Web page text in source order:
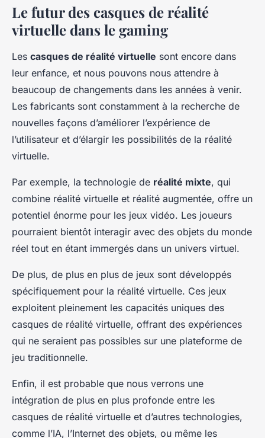
Le futur des casques de réalité
virtuelle dans le gaming
Les casques de réalité virtuelle sont encore dans
leur enfance, et nous pouvons nous attendre à
beaucoup de changements dans les années à venir.
Les fabricants sont constamment à la recherche de
nouvelles façons d’améliorer l’expérience de
l’utilisateur et d’élargir les possibilités de la réalité
virtuelle.
Par exemple, la technologie de réalité mixte, qui
combine réalité virtuelle et réalité augmentée, offre un
potentiel énorme pour les jeux vidéo. Les joueurs
pourraient bientôt interagir avec des objets du monde
réel tout en étant immergés dans un univers virtuel.
De plus, de plus en plus de jeux sont développés
spécifiquement pour la réalité virtuelle. Ces jeux
exploitent pleinement les capacités uniques des
casques de réalité virtuelle, offrant des expériences
qui ne seraient pas possibles sur une plateforme de
jeu traditionnelle.
Enfin, il est probable que nous verrons une
intégration de plus en plus profonde entre les
casques de réalité virtuelle et d’autres technologies,
comme l’IA, l’Internet des objets, ou même les